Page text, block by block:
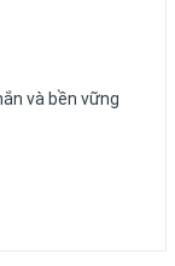
và bền vững